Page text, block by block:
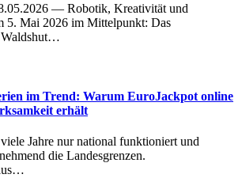
— Robotik, Kreativität und
5. Mai 2026 im Mittelpunkt: Das
Waldshut…
im Trend: Warum EuroJackpot online
erhält
Jahre nur national funktioniert und
die Landesgrenzen.